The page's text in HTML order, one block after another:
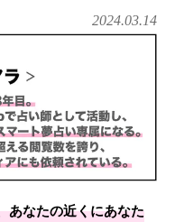
2024.03.14
あなたの近くにあなた